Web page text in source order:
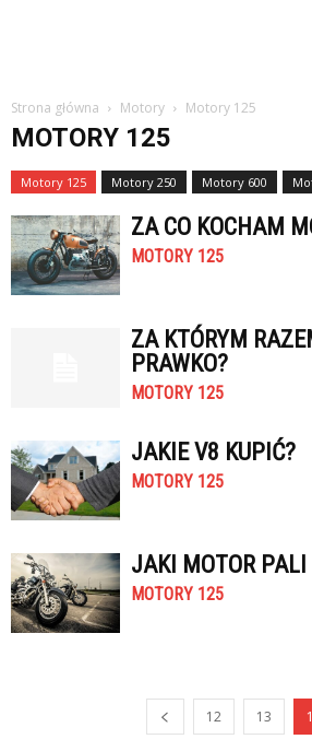
Strona główna Motory Motory 125
MOTORY 125
Motory 125 Motory 250 Motory 600
ZA CO KOCHAM
MOTORY 125
ZA KTÓRYM
PRAWKO?
MOTORY 125
JAKIE V8 KUPIĆ?
MOTORY 125
JAKI MOTOR
MOTORY 125
12 13